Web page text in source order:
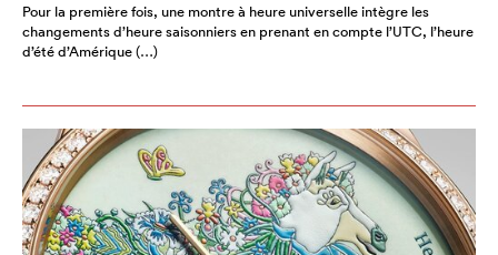
Pour la première fois, une montre à heure universelle intègre les
changements d’heure saisonniers en prenant en compte l’UTC, l’heure
d’été d’Amérique (…)